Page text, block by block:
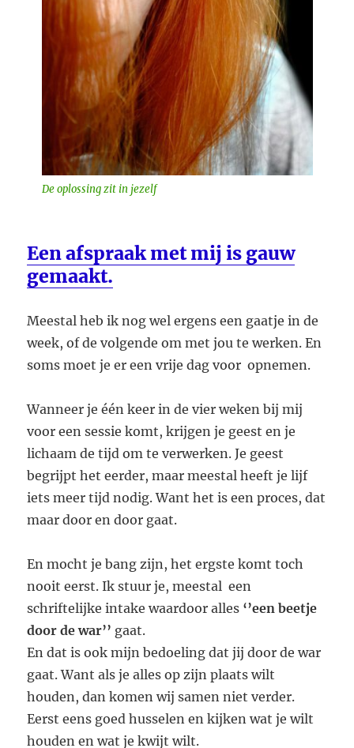
De oplossing zit in jezelf
Een afspraak met mij is gauw
gemaakt.
Meestal heb ik nog wel ergens een gaatje in de
week, of de volgende om met jou te werken. En
soms moet je er een vrije dag voor opnemen.
Wanneer je één keer in de vier weken bij mij
voor een sessie komt, krijgen je geest en je
lichaam de tijd om te verwerken. Je geest
begrijpt het eerder, maar meestal heeft je lijf
iets meer tijd nodig. Want het is een proces, dat
maar door en door gaat.
En mocht je bang zijn, het ergste komt toch
nooit eerst. Ik stuur je, meestal een
schriftelijke intake waardoor alles ‘’een beetje
door de war’’ gaat.
En dat is ook mijn bedoeling dat jij door de war
gaat. Want als je alles op zijn plaats wilt
houden, dan komen wij samen niet verder.
Eerst eens goed husselen en kijken wat je wilt
houden en wat je kwijt wilt.